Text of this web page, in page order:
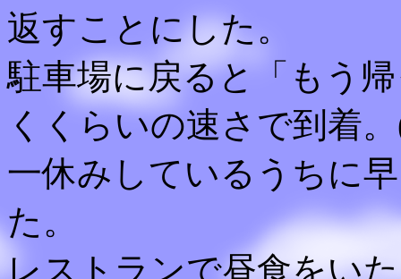
返すことにした。
駐車場に戻ると「もう
くくらいの速さで到着
一休みしているうちに
た。
レストランで昼食をい